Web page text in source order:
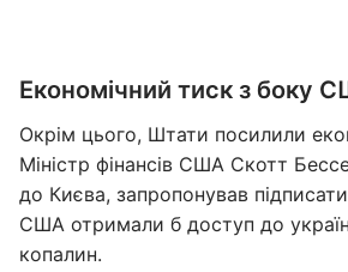
Економічний тиск з боку
Окрім цього, Штати посилили
Міністр фінансів США Скотт
до Києва, запропонував
США отримали б доступ до
копалин.